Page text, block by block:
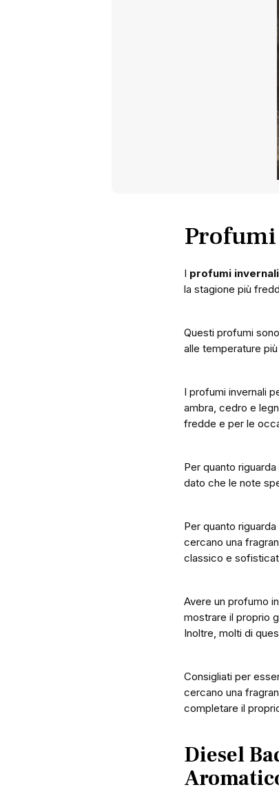
I profumi
la stagione più
Questi profumi
alle temperature
I profumi invernali
ambra, cedro e
fredde e per le
Per quanto
dato che le note
Per quanto
cercano una
classico e
Avere un profumo
mostrare il proprio
Inoltre, molti di
Consigliati per
cercano una
completare il
Diesel